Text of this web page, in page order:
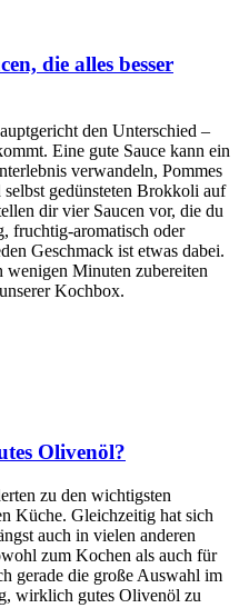
die alles besser
den Unterschied –
Eine gute Sauce kann ein
verwandeln, Pommes
gedünsteten Brokkoli auf
dir vier Saucen vor, die du
fruchtig-aromatisch oder
Geschmack ist etwas dabei.
wenigen Minuten zubereiten
Kochbox.
Olivenöl?
zu den wichtigsten
Küche. Gleichzeitig hat sich
auch in vielen anderen
zum Kochen als auch für
gerade die große Auswahl im
wirklich gutes Olivenöl zu